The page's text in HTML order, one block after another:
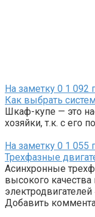
На заметку 0 1 092
Как выбрать
Шкаф-купе — это
хозяйки, т.к. с
На заметку 0 1 055
Трехфазные
Асинхронные
высокого
электродвигателей
Добавить